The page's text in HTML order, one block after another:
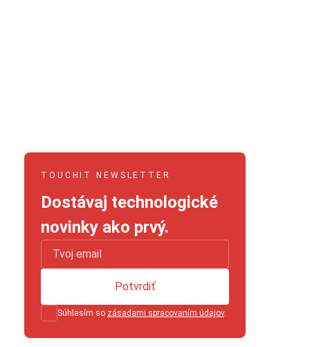
TOUCHIT NEWSLETTER
Dostávaj technologické
novinky ako prvý.
Súhlasím so zásadami spracovaním údajov.
Potvrdiť